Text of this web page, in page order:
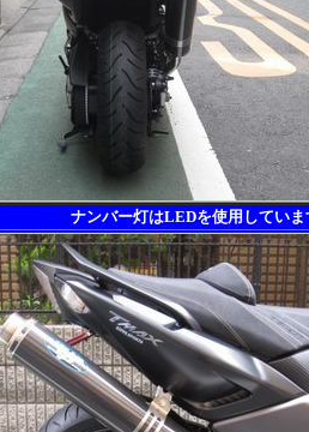
ナンバー灯はLEDを使用してい